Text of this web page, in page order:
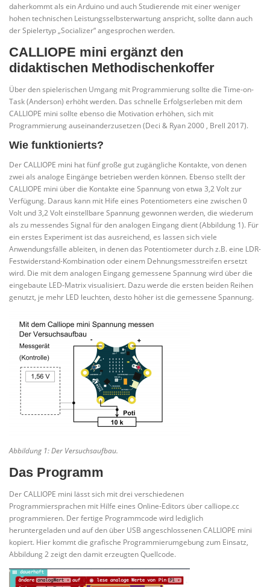
daherkommt als ein Arduino und auch Studierende mit einer weniger
hohen technischen Leistungsselbsterwartung anspricht, sollte dann auch
der Spielertyp „Socializer“ angesprochen werden.
CALLIOPE mini ergänzt den
didaktischen Methodischenkoffer
Über den spielerischen Umgang mit Programmierung sollte die Time-on-
Task (Anderson) erhöht werden. Das schnelle Erfolgserleben mit dem
CALLIOPE mini sollte ebenso die Motivation erhöhen, sich mit
Programmierung auseinanderzusetzen (Deci & Ryan 2000 , Brell 2017).
Wie funktionierts?
Der CALLIOPE mini hat fünf große gut zugängliche Kontakte, von denen
zwei als analoge Eingänge betrieben werden können. Ebenso stellt der
CALLIOPE mini über die Kontakte eine Spannung von etwa 3,2 Volt zur
Verfügung. Daraus kann mit Hife eines Potentiometers eine zwischen 0
Volt und 3,2 Volt einstellbare Spannung gewonnen werden, die wiederum
als zu messendes Signal für den analogen Eingang dient (Abbildung 1). Für
ein erstes Experiment ist das ausreichend, es lassen sich viele
Anwendungsfälle ableiten, in denen das Potentiometer durch z.B. eine LDR-
Festwiderstand-Kombination oder einem Dehnungsmesstreifen ersetzt
wird. Die mit dem analogen Eingang gemessene Spannung wird über die
eingebaute LED-Matrix visualisiert. Dazu werde die ersten beiden Reihen
genutzt, je mehr LED leuchten, desto höher ist die gemessene Spannung.
Abbildung 1: Der Versuchsaufbau.
Das Programm
Der CALLIOPE mini lässt sich mit drei verschiedenen
Programmiersprachen mit Hilfe eines Online-Editors über calliope.cc
programmieren. Der fertige Programmcode wird lediglich
heruntergeladen und auf den über USB angeschlossenen CALLIOPE mini
kopiert. Hier kommt die grafische Programmierumgebung zum Einsatz,
Abbildung 2 zeigt den damit erzeugten Quellcode.